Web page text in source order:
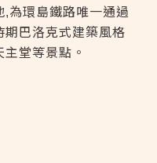
,為環島鐵路唯一通過
期巴洛克式建築風格
堂等景點。